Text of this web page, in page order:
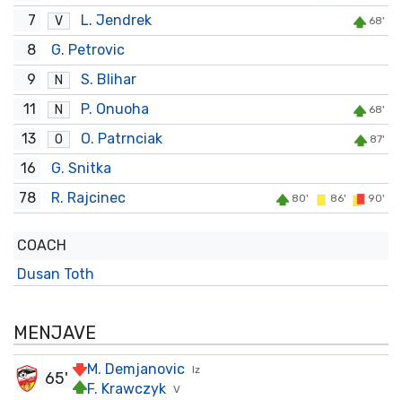
7 V L. Jendrek 68'
8
G. Petrovic
9
N
S. Blihar
11
N P. Onuoha 68'
13 O O. Patrnciak 87'
16
G. Snitka
78
R. Rajcinec 80' 86' 90'
COACH
Dusan Toth
MENJAVE
Iz
M. Demjanovic
V
F. Krawczyk
65'